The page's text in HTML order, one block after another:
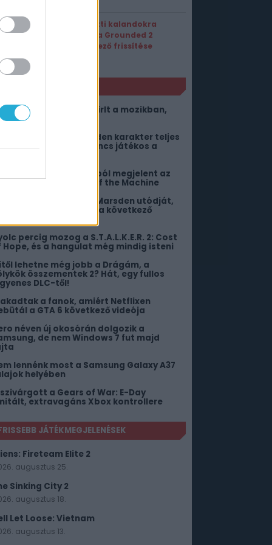
Víz alatti kalandokra
csábít a Grounded 2
következő frissítése
keresed a Supergirlt a mozikban,
már nincs ott
az MMO-ban minden karakter teljes
él – Akkor is, ha nincs játékos a
30. évforduló alkalmából megjelent az
Quake: Dawn of the Machine
James Marsden utódját,
a fiatal színész lehet a következő
percig mozog a S.T.A.L.K.E.R. 2: Cost
Hope, és a hangulat még mindig isteni
lehetne még jobb a Drágám, a
összementek 2? Hát, egy fullos
DLC-től!
a fanok, amiért Netflixen
a GTA 6 következő videója
néven új okosórán dolgozik a
de nem Windows 7 fut majd
lennénk most a Samsung Galaxy A37
helyében
a Gears of War: E-Day
extravagáns Xbox kontrollere
JÁTÉKMEGJELENÉSEK
Fireteam Elite 2
augusztus 25.
Sinking City 2
augusztus 18.
Let Loose: Vietnam
augusztus 13.